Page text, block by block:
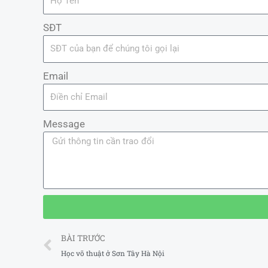
SĐT
Email
Message
Prev
BÀI TRƯỚC
Học võ thuật ở Sơn Tây Hà Nội